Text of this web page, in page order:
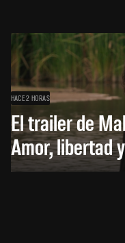
HACE 2 HORAS
El trailer de
Amor, libertad